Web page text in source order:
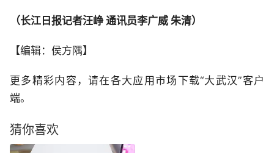
（长江日报记者汪峥 通讯员李广威 朱清）
【编辑：侯方隅】
更多精彩内容，请在各大应用市场下载“大武汉”客户
端。
猜你喜欢